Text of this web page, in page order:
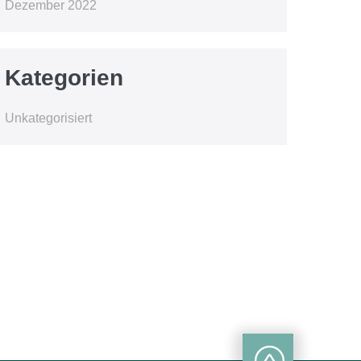
Dezember 2022
Kategorien
Unkategorisiert